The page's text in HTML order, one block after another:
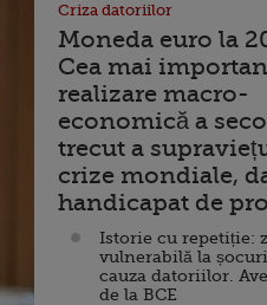
Criza datoriilor
Moneda euro la
Cea mai
realizare macro-
economică a
trecut a
crize mondiale,
handicapat de
Istorie cu repetiție:
vulnerabilă la
cauza datoriilor.
de la BCE